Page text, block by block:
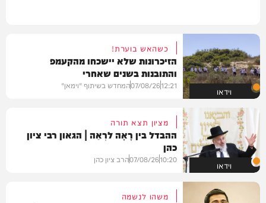
וידאו
כשהאש בוערת!
הזיכרונות שלא יישכחו מהקעמפ
והתובנות בשנים שאחרי
12:21
07/08/26המחדש בשיתוף "וימאן"
וידאו
מציון תצא תורה
ההבדל בין רָאָה לרְאֵה | הגאון רבי ציון
כהן
10:20
07/08/26הרב ציון כהן
משהו לנשמה